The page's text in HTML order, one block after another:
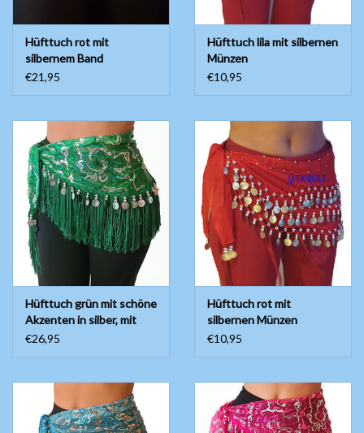
Hüfttuch rot mit
silbernem Band
€21,95
Hüfttuch lila mit silbernen
Münzen
€10,95
Hüfttuch grün mit schöne
Akzenten in silber, mit
silbernen Münzen
€26,95
Hüfttuch rot mit
silbernen Münzen
€10,95